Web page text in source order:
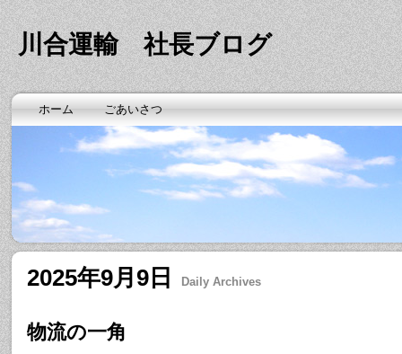
川合運輸 社長ブログ
ホーム ごあいさつ
2025年9月9日 Daily Archives
物流の一角